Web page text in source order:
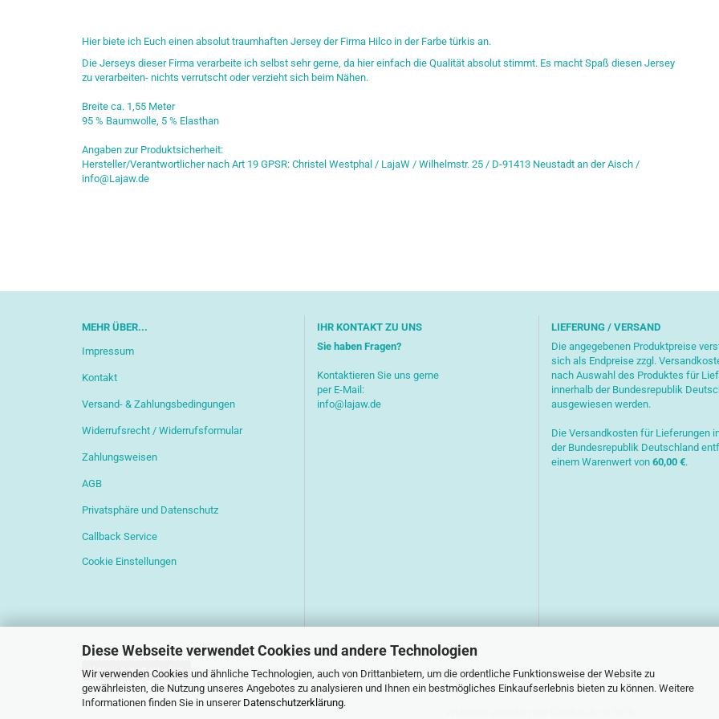
Diese Webseite verwendet Cookies und andere Technologien
Wir verwenden Cookies und ähnliche Technologien, auch von Drittanbietern, um die ordentliche Funktionsweise der Website zu
gewährleisten, die Nutzung unseres Angebotes zu analysieren und Ihnen ein bestmögliches Einkaufserlebnis bieten zu können. Weitere
Informationen finden Sie in unserer Datenschutzerklärung.
Hier biete ich Euch einen absolut traumhaften Jersey der Firma Hilco in der Farbe türkis an.
Die Jerseys dieser Firma verarbeite ich selbst sehr gerne, da hier einfach die Qualität absolut stimmt. Es macht Spaß diesen Jersey
zu verarbeiten- nichts verrutscht oder verzieht sich beim Nähen.
Breite ca. 1,55 Meter
95 % Baumwolle, 5 % Elasthan
Angaben zur Produktsicherheit:
Hersteller/Verantwortlicher nach Art 19 GPSR: Christel Westphal / LajaW / Wilhelmstr. 25 / D-91413 Neustadt an der Aisch /
info@Lajaw.de
MEHR ÜBER...
Impressum
Kontakt
Versand- & Zahlungsbedingungen
Widerrufsrecht / Widerrufsformular
Zahlungsweisen
AGB
Privatsphäre und Datenschutz
Callback Service
Cookie Einstellungen
IHR KONTAKT ZU UNS
Sie haben Fragen?
Kontaktieren Sie uns gerne
per E-Mail:
info@lajaw.de
LIEFERUNG / VERSAND
Die angegebenen Produktpreise
sich als Endpreise zzgl.
nach Auswahl des Produktes für
innerhalb der Bundesrepublik
ausgewiesen werden.
Die Versandkosten für Lieferungen
der Bundesrepublik Deutschland
einem Warenwert von 60,00 €.
Vertrag widerrufen